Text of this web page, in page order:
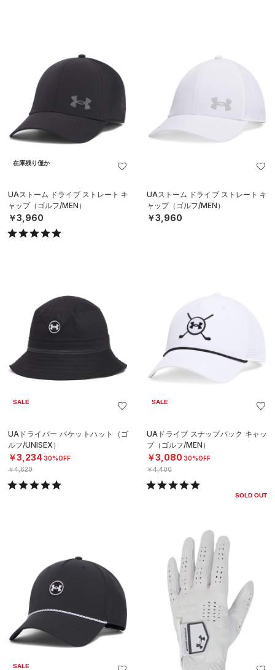
在庫残り僅か
UAストーム ドライブ ストレート キ
ャップ（ゴルフ/MEN）
￥3,960
UAストーム ドライブ ストレート キ
ャップ（ゴルフ/MEN）
￥3,960
SALE
UAドライバー バケットハット（ゴ
ルフ/UNISEX）
￥3,23430%OFF
￥4,620
SALE
UAドライブ スナップバック キャッ
プ（ゴルフ/MEN）
￥3,080 30%OFF
￥4,400
SOLD OUT
SALE